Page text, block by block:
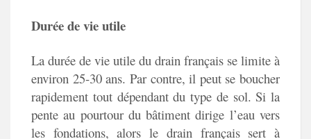
Durée de vie utile
La durée de vie utile du drain français se limite à
environ 25-30 ans. Par contre, il peut se boucher
rapidement tout dépendant du type de sol. Si la
pente au pourtour du bâtiment dirige l’eau vers
les fondations, alors le drain français sert à